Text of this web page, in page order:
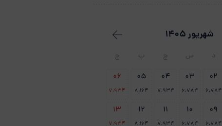
شهریور 1405
د س چ پ ج
02
6،784
03
6،784
04
7،934
05
8،164
06
7،934
09
6،784
10
6،784
11
7،934
12
8،164
13
7،934